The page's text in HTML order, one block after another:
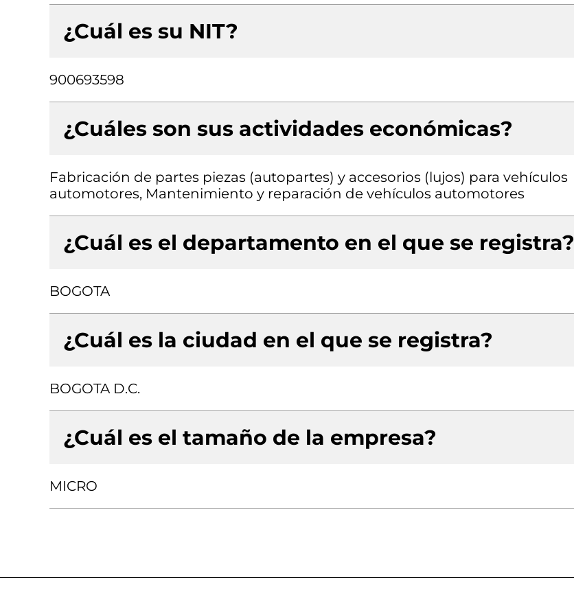
¿Cuál es su NIT?
900693598
¿Cuáles son sus actividades económicas?
Fabricación de partes piezas (autopartes) y accesorios (lujos) para vehículos
automotores, Mantenimiento y reparación de vehículos automotores
¿Cuál es el departamento en el que se registra?
BOGOTA
¿Cuál es la ciudad en el que se registra?
BOGOTA D.C.
¿Cuál es el tamaño de la empresa?
MICRO